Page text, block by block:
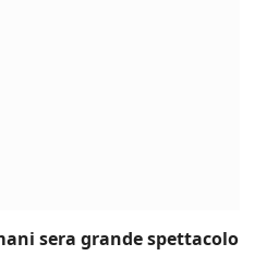
sera grande spettacolo